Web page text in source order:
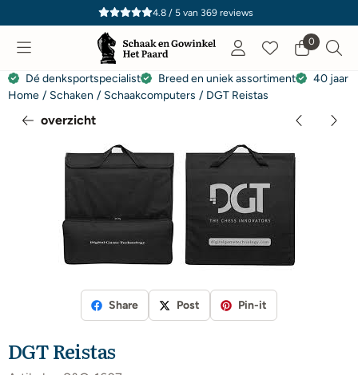
Cookievoorkeuren zijn momenteel gesloten.
4.8 / 5van 369reviews
0
Dé denksportspecialist Breed en uniek assortiment
40 jaar
Home / Schaken / Schaakcomputers / DGT Reistas
overzicht
Share Post Pin-it
DGT Reistas